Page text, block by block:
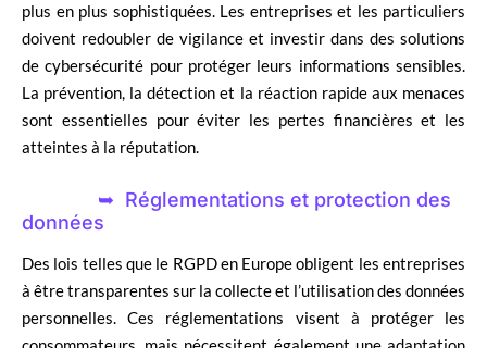
plus en plus sophistiquées. Les entreprises et les particuliers
doivent redoubler de vigilance et investir dans des solutions
de cybersécurité pour protéger leurs informations sensibles.
La prévention, la détection et la réaction rapide aux menaces
sont essentielles pour éviter les pertes financières et les
atteintes à la réputation.
Réglementations et protection des
données
Des lois telles que le RGPD en Europe obligent les entreprises
à être transparentes sur la collecte et l’utilisation des données
personnelles. Ces réglementations visent à protéger les